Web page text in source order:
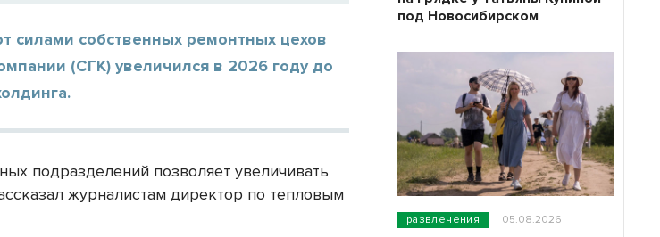
силами собственных ремонтных цехов
(СГК) увеличился в 2026 году до
подразделений позволяет увеличивать
журналистам директор по тепловым
под Новосибирском
развлечения 05.08.2026